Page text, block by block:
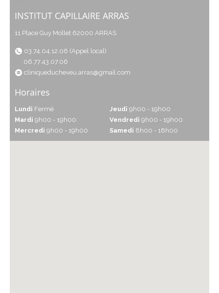
INSTITUT CAPILLAIRE ARRAS
11 Place Guy Mollet 62000 ARRAS
03.74.04.12.06 (Appel local)
06.77.43.07.06
cliniqueducheveu.arras@gmail.com
Horaires
Lundi Fermé
Mardi 9h00 - 19h00
Mercredi 9h00 - 19h00
Jeudi 9h00 - 19h00
Vendredi 9h00 - 19h00
Samedi 8h00 - 18h00